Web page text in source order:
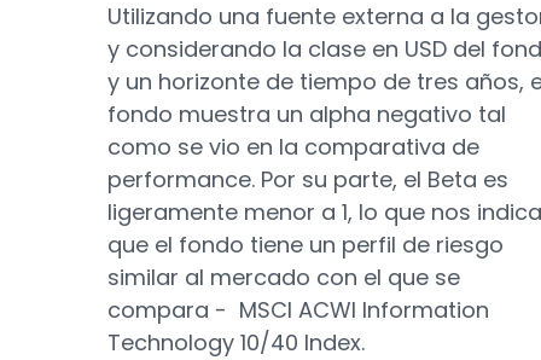
Utilizando una fuente externa a la
y considerando la clase en USD del
y un horizonte de tiempo de tres años,
fondo muestra un alpha negativo tal
como se vio en la comparativa de
performance. Por su parte, el Beta es
ligeramente menor a 1, lo que nos indica
que el fondo tiene un perfil de riesgo
similar al mercado con el que se
compara - MSCI ACWI Information
Technology 10/40 Index.